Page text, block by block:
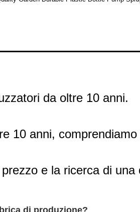
da oltre 10 anni.
10 anni,
e la ricerca di